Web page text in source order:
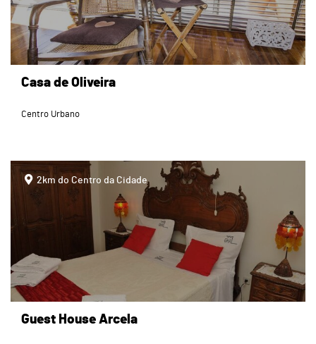
Casa de Oliveira
Centro Urbano
page
2km do Centro da Cidade
Guest House Arcela